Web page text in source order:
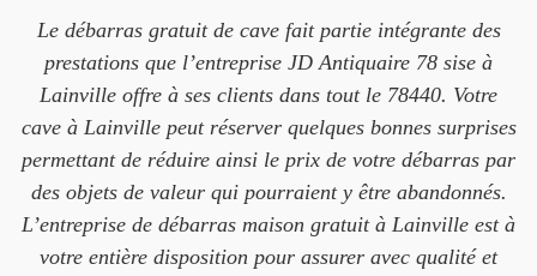
Le débarras gratuit de cave fait partie intégrante des
prestations que l’entreprise JD Antiquaire 78 sise à
Lainville offre à ses clients dans tout le 78440. Votre
cave à Lainville peut réserver quelques bonnes surprises
permettant de réduire ainsi le prix de votre débarras par
des objets de valeur qui pourraient y être abandonnés.
L’entreprise de débarras maison gratuit à Lainville est à
votre entière disposition pour assurer avec qualité et